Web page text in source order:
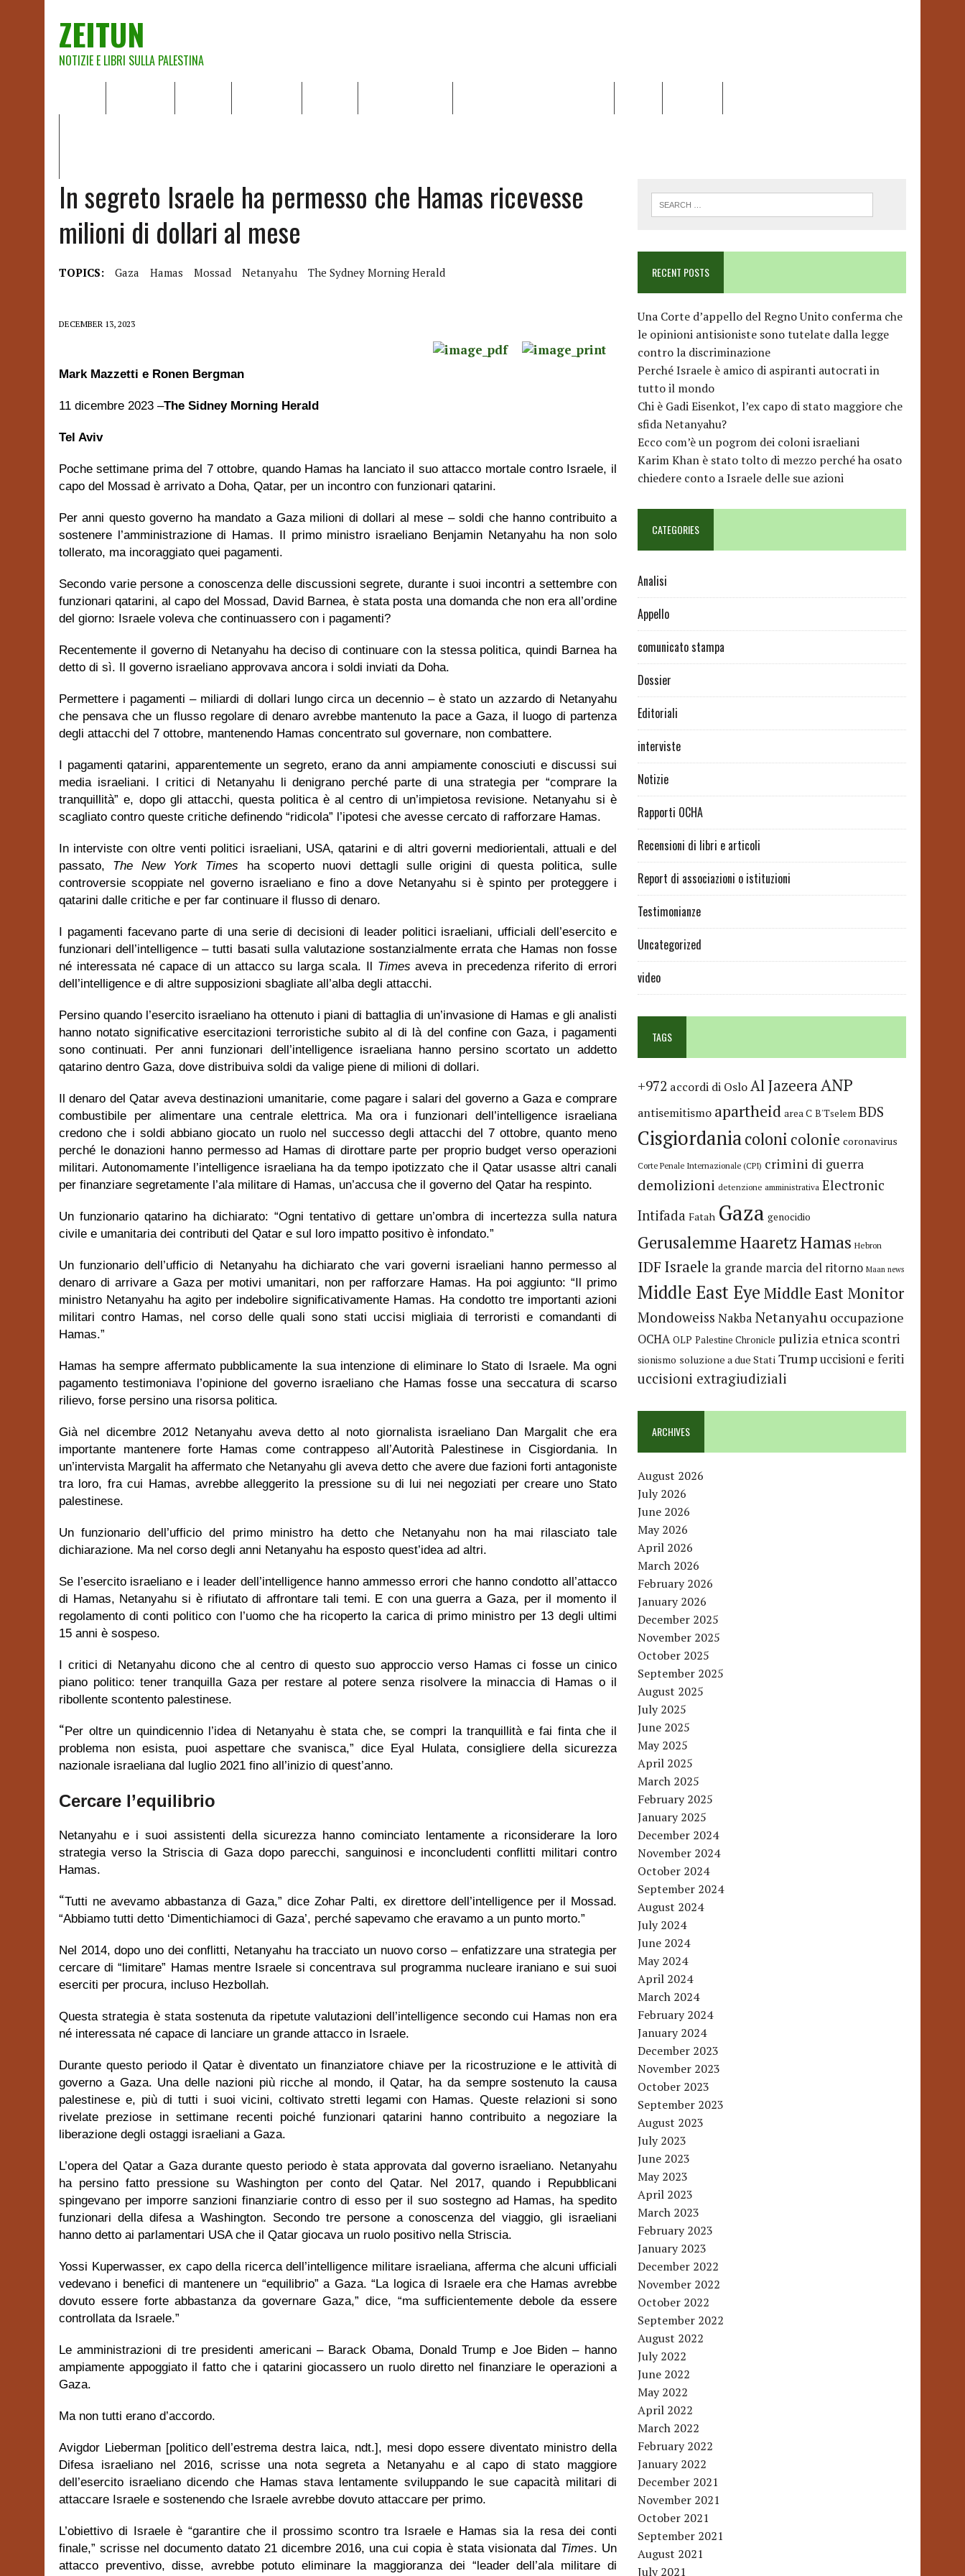
ZEITUN
NOTIZIE E LIBRI SULLA PALESTINA
In segreto Israele ha permesso che Hamas ricevesse
milioni di dollari al mese
TOPICS: Gaza Hamas Mossad Netanyahu The Sydney Morning Herald
DECEMBER 13, 2023
Mark Mazzetti e Ronen Bergman
11 dicembre 2023 –The Sidney Morning Herald
Tel Aviv
Poche settimane prima del 7 ottobre, quando Hamas ha lanciato il suo attacco mortale contro Israele, il
capo del Mossad è arrivato a Doha, Qatar, per un incontro con funzionari qatarini.
Per anni questo governo ha mandato a Gaza milioni di dollari al mese – soldi che hanno contribuito a
sostenere l’amministrazione di Hamas. Il primo ministro israeliano Benjamin Netanyahu ha non solo
tollerato, ma incoraggiato quei pagamenti.
Secondo varie persone a conoscenza delle discussioni segrete, durante i suoi incontri a settembre con
funzionari qatarini, al capo del Mossad, David Barnea, è stata posta una domanda che non era all’ordine
del giorno: Israele voleva che continuassero con i pagamenti?
Recentemente il governo di Netanyahu ha deciso di continuare con la stessa politica, quindi Barnea ha
detto di sì. Il governo israeliano approvava ancora i soldi inviati da Doha.
Permettere i pagamenti – miliardi di dollari lungo circa un decennio – è stato un azzardo di Netanyahu
che pensava che un flusso regolare di denaro avrebbe mantenuto la pace a Gaza, il luogo di partenza
degli attacchi del 7 ottobre, mantenendo Hamas concentrato sul governare, non combattere.
I pagamenti qatarini, apparentemente un segreto, erano da anni ampiamente conosciuti e discussi sui
media israeliani. I critici di Netanyahu li denigrano perché parte di una strategia per “comprare la
tranquillità” e, dopo gli attacchi, questa politica è al centro di un’impietosa revisione. Netanyahu si è
scagliato contro queste critiche definendo “ridicola” l’ipotesi che avesse cercato di rafforzare Hamas.
In interviste con oltre venti politici israeliani, USA, qatarini e di altri governi mediorientali, attuali e del
passato,
The New York Times ha scoperto nuovi dettagli sulle origini di questa politica, sulle
controversie scoppiate nel governo israeliano e fino a dove Netanyahu si è spinto per proteggere i
qatarini dalle critiche e per far continuare il flusso di denaro.
I pagamenti facevano parte di una serie di decisioni di leader politici israeliani, ufficiali dell’esercito e
funzionari dell’intelligence – tutti basati sulla valutazione sostanzialmente errata che Hamas non fosse
né interessata né capace di un attacco su larga scala. Il Times aveva in precedenza riferito di errori
dell’intelligence e di altre supposizioni sbagliate all’alba degli attacchi.
Persino quando l’esercito israeliano ha ottenuto i piani di battaglia di un’invasione di Hamas e gli analisti
hanno notato significative esercitazioni terroristiche subito al di là del confine con Gaza, i pagamenti
sono continuati. Per anni funzionari dell’intelligence israeliana hanno persino scortato un addetto
qatarino dentro Gaza, dove distribuiva soldi da valige piene di milioni di dollari.
Il denaro del Qatar aveva destinazioni umanitarie, come pagare i salari del governo a Gaza e comprare
combustibile per alimentare una centrale elettrica. Ma ora i funzionari dell’intelligence israeliana
credono che i soldi abbiano giocato un ruolo nel successo degli attacchi del 7 ottobre, quanto meno
perché le donazioni hanno permesso ad Hamas di dirottare parte per proprio budget verso operazioni
militari. Autonomamente l’intelligence israeliana ha da tempo ipotizzato che il Qatar usasse altri canali
per finanziare segretamente l’ala militare di Hamas, un’accusa che il governo del Qatar ha respinto.
Un funzionario qatarino ha dichiarato: “Ogni tentativo di gettare un’ombra di incertezza sulla natura
civile e umanitaria dei contributi del Qatar e sul loro impatto positivo è infondato.”
Un funzionario dell’ufficio di Netanyahu ha dichiarato che vari governi israeliani hanno permesso al
denaro di arrivare a Gaza per motivi umanitari, non per rafforzare Hamas. Ha poi aggiunto: “Il primo
ministro Netanyahu ha agito per indebolire significativamente Hamas. Ha condotto tre importanti azioni
militari contro Hamas, nel corso delle quali sono stati uccisi migliaia di terroristi e comandanti di
Hamas.”
Hamas ha sempre affermato pubblicamente la sua intenzione di eliminare lo Stato di Israele. Ma ogni
pagamento testimoniava l’opinione del governo israeliano che Hamas fosse una seccatura di scarso
rilievo, forse persino una risorsa politica.
Già nel dicembre 2012 Netanyahu aveva detto al noto giornalista israeliano Dan Margalit che era
importante mantenere forte Hamas come contrappeso all’Autorità Palestinese in Cisgiordania. In
un’intervista Margalit ha affermato che Netanyahu gli aveva detto che avere due fazioni forti antagoniste
tra loro, fra cui Hamas, avrebbe alleggerito la pressione su di lui nei negoziati per creare uno Stato
palestinese.
Un funzionario dell’ufficio del primo ministro ha detto che Netanyahu non ha mai rilasciato tale
dichiarazione. Ma nel corso degli anni Netanyahu ha esposto quest’idea ad altri.
Se l’esercito israeliano e i leader dell’intelligence hanno ammesso errori che hanno condotto all’attacco
di Hamas, Netanyahu si è rifiutato di affrontare tali temi. E con una guerra a Gaza, per il momento il
regolamento di conti politico con l’uomo che ha ricoperto la carica di primo ministro per 13 degli ultimi
15 anni è sospeso.
I critici di Netanyahu dicono che al centro di questo suo approccio verso Hamas ci fosse un cinico
piano politico: tener tranquilla Gaza per restare al potere senza risolvere la minaccia di Hamas o il
ribollente scontento palestinese.
“Per oltre un quindicennio l’idea di Netanyahu è stata che, se compri la tranquillità e fai finta che il
problema non esista, puoi aspettare che svanisca,” dice Eyal Hulata, consigliere della sicurezza
nazionale israeliana dal luglio 2021 fino all’inizio di quest’anno.
Cercare l’equilibrio
Netanyahu e i suoi assistenti della sicurezza hanno cominciato lentamente a riconsiderare la loro
strategia verso la Striscia di Gaza dopo parecchi, sanguinosi e inconcludenti conflitti militari contro
Hamas.
“Tutti ne avevamo abbastanza di Gaza,” dice Zohar Palti, ex direttore dell’intelligence per il Mossad.
“Abbiamo tutti detto ‘Dimentichiamoci di Gaza’, perché sapevamo che eravamo a un punto morto.”
Nel 2014, dopo uno dei conflitti, Netanyahu ha tracciato un nuovo corso – enfatizzare una strategia per
cercare di “limitare” Hamas mentre Israele si concentrava sul programma nucleare iraniano e sui suoi
eserciti per procura, incluso Hezbollah.
Questa strategia è stata sostenuta da ripetute valutazioni dell’intelligence secondo cui Hamas non era
né interessata né capace di lanciare un grande attacco in Israele.
Durante questo periodo il Qatar è diventato un finanziatore chiave per la ricostruzione e le attività di
governo a Gaza. Una delle nazioni più ricche al mondo, il Qatar, ha da sempre sostenuto la causa
palestinese e, più di tutti i suoi vicini, coltivato stretti legami con Hamas. Queste relazioni si sono
rivelate preziose in settimane recenti poiché funzionari qatarini hanno contribuito a negoziare la
liberazione degli ostaggi israeliani a Gaza.
L’opera del Qatar a Gaza durante questo periodo è stata approvata dal governo israeliano. Netanyahu
ha persino fatto pressione su Washington per conto del Qatar. Nel 2017, quando i Repubblicani
spingevano per imporre sanzioni finanziarie contro di esso per il suo sostegno ad Hamas, ha spedito
funzionari della difesa a Washington. Secondo tre persone a conoscenza del viaggio, gli israeliani
hanno detto ai parlamentari USA che il Qatar giocava un ruolo positivo nella Striscia.
Yossi Kuperwasser, ex capo della ricerca dell’intelligence militare israeliana, afferma che alcuni ufficiali
vedevano i benefici di mantenere un “equilibrio” a Gaza. “La logica di Israele era che Hamas avrebbe
dovuto essere forte abbastanza da governare Gaza,” dice, “ma sufficientemente debole da essere
controllata da Israele.”
Le amministrazioni di tre presidenti americani – Barack Obama, Donald Trump e Joe Biden – hanno
ampiamente appoggiato il fatto che i qatarini giocassero un ruolo diretto nel finanziare le operazioni a
Gaza.
Ma non tutti erano d’accordo.
Avigdor Lieberman [politico dell’estrema destra laica, ndt.], mesi dopo essere diventato ministro della
Difesa israeliano nel 2016, scrisse una nota segreta a Netanyahu e al capo di stato maggiore
dell’esercito israeliano dicendo che Hamas stava lentamente sviluppando le sue capacità militari di
attaccare Israele e sostenendo che Israele avrebbe dovuto attaccare per primo.
L’obiettivo di Israele è “garantire che il prossimo scontro tra Israele e Hamas sia la resa dei conti
finale,” scrisse nel documento datato 21 dicembre 2016, una cui copia è stata visionata dal Times. Un
attacco preventivo, disse, avrebbe potuto eliminare la maggioranza dei “leader dell’ala militare di
RECENT POSTS
Una Corte d’appello del Regno Unito conferma che
le opinioni antisioniste sono tutelate dalla legge
contro la discriminazione
Perché Israele è amico di aspiranti autocrati in
tutto il mondo
Chi è Gadi Eisenkot, l’ex capo di stato maggiore che
sfida Netanyahu?
Ecco com’è un pogrom dei coloni israeliani
Karim Khan è stato tolto di mezzo perché ha osato
chiedere conto a Israele delle sue azioni
CATEGORIES
Analisi
Appello
comunicato stampa
Dossier
Editoriali
interviste
Notizie
Rapporti OCHA
Recensioni di libri e articoli
Report di associazioni o istituzioni
Testimonianze
Uncategorized
video
TAGS
+972 accordi di OsloAl JazeeraANP
antisemitismo apartheid area C B'Tselem BDS
Cisgiordaniacoloni colonie coronavirus
Corte Penale Internazionale (CPI) crimini di guerra
demolizioni detenzione amministrativa Electronic
Intifada Fatah Gaza genocidio
GerusalemmeHaaretzHamas Hebron
IDF Israele la grande marcia del ritorno Maan news
Middle East Eye Middle East Monitor
Mondoweiss Nakba Netanyahu occupazione
OCHA OLP Palestine Chronicle pulizia etnica scontri
sionismo soluzione a due Stati Trumpuccisioni e feriti
uccisioni extragiudiziali
ARCHIVES
August 2026
July 2026
June 2026
May 2026
April 2026
March 2026
February 2026
January 2026
December 2025
November 2025
October 2025
September 2025
August 2025
July 2025
June 2025
May 2025
April 2025
March 2025
February 2025
January 2025
December 2024
November 2024
October 2024
September 2024
August 2024
July 2024
June 2024
May 2024
April 2024
March 2024
February 2024
January 2024
December 2023
November 2023
October 2023
September 2023
August 2023
July 2023
June 2023
May 2023
April 2023
March 2023
February 2023
January 2023
December 2022
November 2022
October 2022
September 2022
August 2022
July 2022
June 2022
May 2022
April 2022
March 2022
February 2022
January 2022
December 2021
November 2021
October 2021
September 2021
August 2021
July 2021